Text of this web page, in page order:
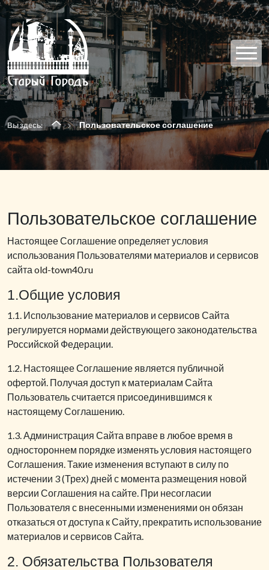
Вы здесь: Пользовательское соглашение
Пользовательское соглашение
Настоящее Соглашение определяет условия
использования Пользователями материалов и сервисов
сайта old-town40.ru
1.Общие условия
1.1. Использование материалов и сервисов Сайта
регулируется нормами действующего законодательства
Российской Федерации.
1.2. Настоящее Соглашение является публичной
офертой. Получая доступ к материалам Сайта
Пользователь считается присоединившимся к
настоящему Соглашению.
1.3. Администрация Сайта вправе в любое время в
одностороннем порядке изменять условия настоящего
Соглашения. Такие изменения вступают в силу по
истечении 3 (Трех) дней с момента размещения новой
версии Соглашения на сайте. При несогласии
Пользователя с внесенными изменениями он обязан
отказаться от доступа к Сайту, прекратить использование
материалов и сервисов Сайта.
2. Обязательства Пользователя